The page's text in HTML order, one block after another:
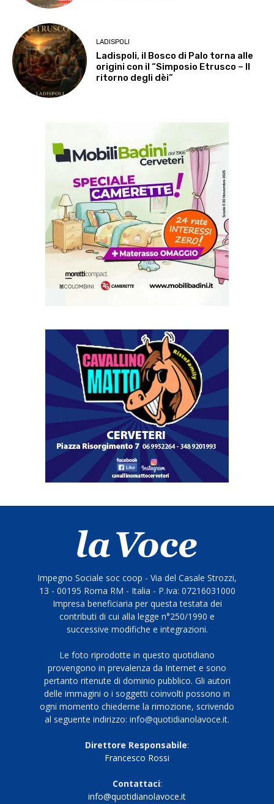
LADISPOLI
Ladispoli, il Bosco di Palo torna alle
origini con il “Simposio Etrusco – Il
ritorno degli dèi”
Impegno Sociale soc coop - Via del Casale Strozzi,
13 - 00195 Roma RM - Italia - P.Iva: 07216031000
Impresa beneficiaria per questa testata dei
contributi di cui alla legge n°250/1990 e
successive modifiche e integrazioni.
Le foto riprodotte in questo quotidiano
provengono in prevalenza da Internet e sono
pertanto ritenute di dominio pubblico. Gli autori
delle immagini o i soggetti coinvolti possono in
ogni momento chiederne la rimozione, scrivendo
al seguente indirizzo: info@quotidianolavoce.it.
Direttore Responsabile:
Francesco Rossi
Contattaci:
info@quotidianolavoce.it